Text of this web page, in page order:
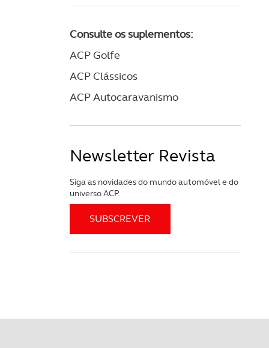
Consulte os suplementos:
ACP Golfe
ACP Clássicos
ACP Autocaravanismo
Newsletter Revista
Siga as novidades do mundo automóvel e do
universo ACP.